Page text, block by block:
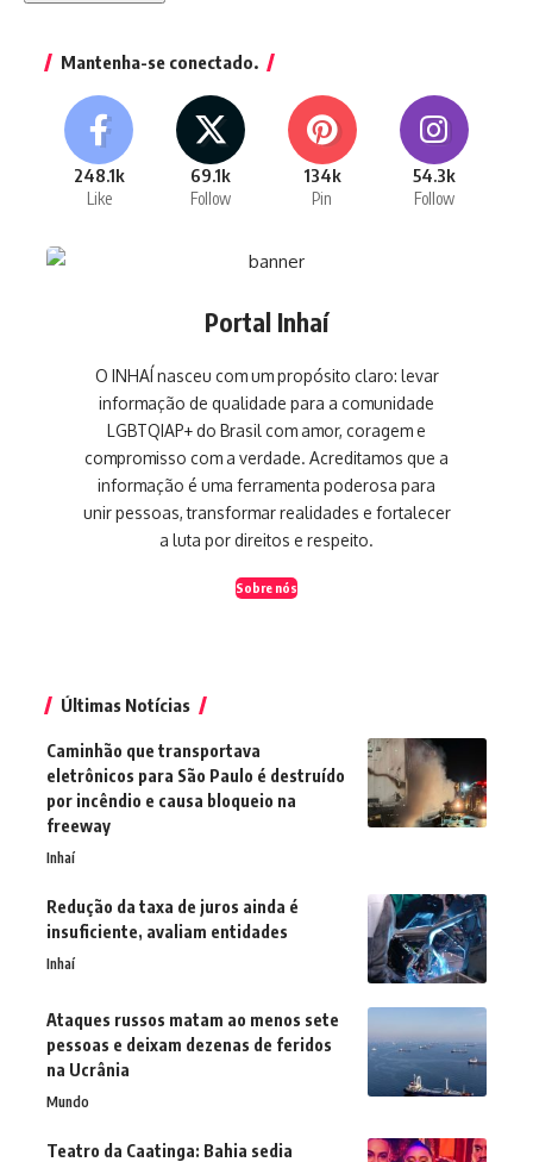
Mantenha-se conectado.
248.1k
Like
69.1k
Follow
134k
Pin
54.3k
Follow
Portal Inhaí
O INHAÍ nasceu com um propósito claro: levar
informação de qualidade para a comunidade
LGBTQIAP+ do Brasil com amor, coragem e
compromisso com a verdade. Acreditamos que a
informação é uma ferramenta poderosa para
unir pessoas, transformar realidades e fortalecer
a luta por direitos e respeito.
Sobre nós
Últimas Notícias
Caminhão que transportava
eletrônicos para São Paulo é destruído
por incêndio e causa bloqueio na
freeway
Inhaí
Redução da taxa de juros ainda é
insuficiente, avaliam entidades
Inhaí
Ataques russos matam ao menos sete
pessoas e deixam dezenas de feridos
na Ucrânia
Mundo
Teatro da Caatinga: Bahia sedia